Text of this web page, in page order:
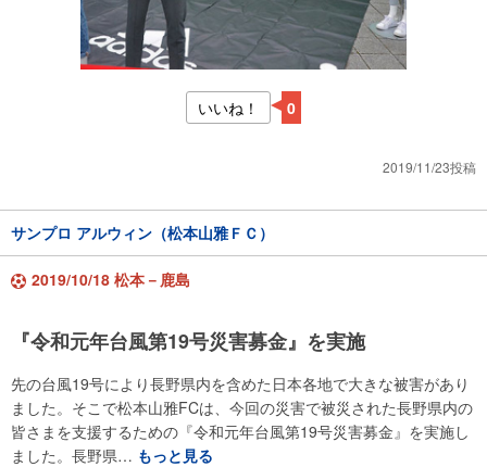
いいね！ 0
2019/11/23投稿
サンプロ アルウィン（松本山雅ＦＣ）
2019/10/18 松本－鹿島
『令和元年台風第19号災害募金』を実施
先の台風19号により長野県内を含めた日本各地で大きな被害があり
ました。そこで松本山雅FCは、今回の災害で被災された長野県内の
皆さまを支援するための『令和元年台風第19号災害募金』を実施し
ました。長野県… もっと見る